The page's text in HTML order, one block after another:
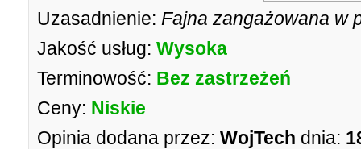
Uzasadnienie: Fajna zangażowana w
Jakość usług: Wysoka
Terminowość: Bez zastrzeżeń
Ceny: Niskie
Opinia dodana przez: WojTech dnia: